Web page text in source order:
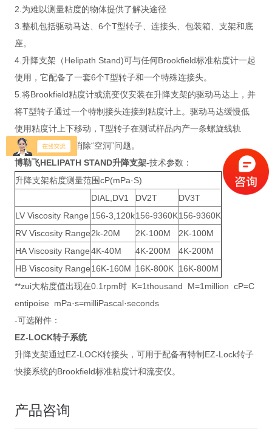
2.为难以测量粘度的物体提供了解决途径
3.整机包括驱动马达、6个T型转子、连接头、包装箱、支架和底
座。
4.升降支架（Helipath Stand)可与任何Brookfield标准粘度计一起
使用，它配备了一套6个T型转子和一个特殊连接头。
5.将Brookfield粘度计或流变仪安装在升降支架的驱动马达上，并
将T型转子通过一个特制接头连接到粘度计上。驱动马达缓慢低
使用粘度计上下移动，T型转子在测试样品内产一条螺旋线轨
迹，这样就可以消除“空洞”问题。
博勒飞HELIPATH STAND升降支架-技术参数：
升降支架粘度测量范围cP(mPa·S)
DIAL,DV1
DV2T
DV3T
LV Viscosity Range 156-3,120k156-9360K156-9360K
RV Viscosity Range2k-20M 2K-100M
2K-100M
HA Viscosity Range4K-40M 4K-200M
4K-200M
HB Viscosity Range16K-160M 16K-800K 16K-800M
**zui大粘度值出现在0.1rpm时 K=1thousand M=1million cP=C
entipoise mPa·s=milliPascal·seconds
-可选附件：
EZ-LOCK转子系统
升降支架通过EZ-LOCK转接头，可用于配备有特制EZ-Lock转子
快接系统的Brookfield标准粘度计和流变仪。
产品咨询